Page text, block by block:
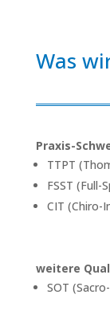
Was
Praxis-
TTPT
FSST (Full-
CIT (Chiro-
weitere
SOT